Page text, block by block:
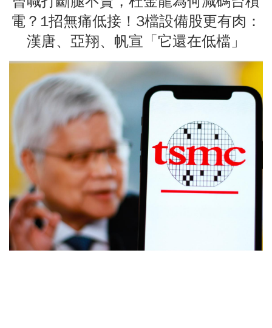
電？1招無痛低接！3檔設備股更有肉：
漢唐、亞翔、帆宣「它還在低檔」